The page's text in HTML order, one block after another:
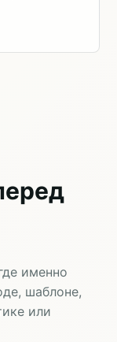
именно
шаблоне,
или